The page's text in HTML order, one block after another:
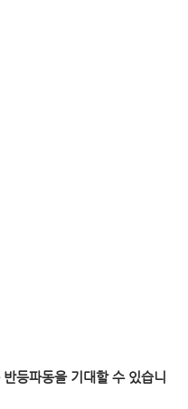
등파동을 기대할 수 있습니